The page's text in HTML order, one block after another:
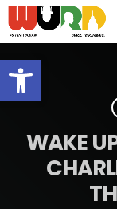
Open toolbar
WAKE